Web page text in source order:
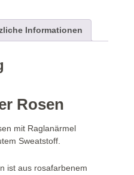
Informationen
Rosen
mit Raglanärmel
Sweatstoff.
ist aus rosafarbenem